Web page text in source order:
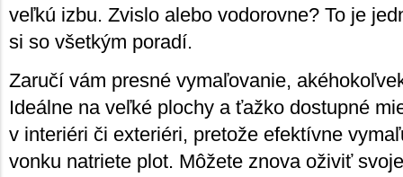
veľkú izbu. Zvislo alebo vodorovne? To je
si so všetkým poradí.
Zaručí vám presné vymaľovanie,
Ideálne na veľké plochy a ťažko dostupné
v interiéri či exteriéri, pretože efektívne
vonku natriete plot. Môžete znova oživiť